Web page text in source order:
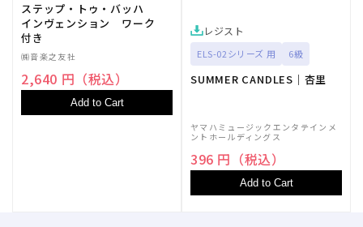
ステップ・トゥ・バッハ
インヴェンション ワーク
付き
㈱音楽之友社
2,640 円（税込）
Add to Cart
レジスト
ELS-02シリーズ 用 6級
SUMMER CANDLES｜杏里
ヤマハミュージックエンタテインメ
ントホールディングス
396 円（税込）
Add to Cart